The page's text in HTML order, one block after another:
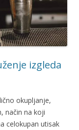
izgleda
okupljanje,
način na koji
celokupan utisak